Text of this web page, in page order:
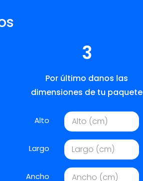
3
Por último danos las
dimensiones de tu paquete
Alto
Largo
Ancho